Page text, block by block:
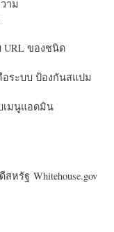
าม
URL ของชนิด
อระบบ ป้องกันสแปม
เมนูแอดมิน
หรัฐ Whitehouse.gov